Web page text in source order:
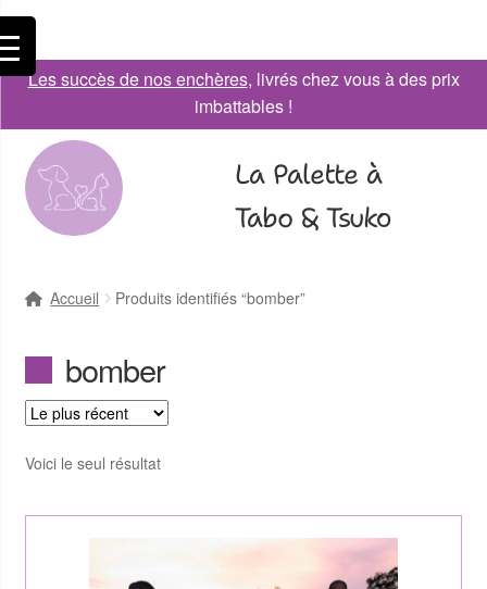
Les succès de nos enchères, livrés chez vous à des prix
imbattables !
La Palette à
Tabo & Tsuko
Accueil Produits identifiés “bomber”
bomber
Voici le seul résultat